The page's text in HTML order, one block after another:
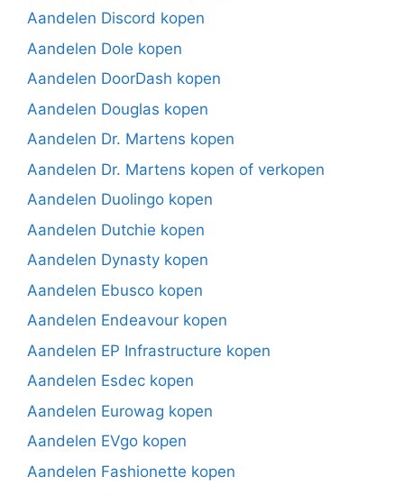
Aandelen Discord kopen
Aandelen Dole kopen
Aandelen DoorDash kopen
Aandelen Douglas kopen
Aandelen Dr. Martens kopen
Aandelen Dr. Martens kopen of verkopen
Aandelen Duolingo kopen
Aandelen Dutchie kopen
Aandelen Dynasty kopen
Aandelen Ebusco kopen
Aandelen Endeavour kopen
Aandelen EP Infrastructure kopen
Aandelen Esdec kopen
Aandelen Eurowag kopen
Aandelen EVgo kopen
Aandelen Fashionette kopen